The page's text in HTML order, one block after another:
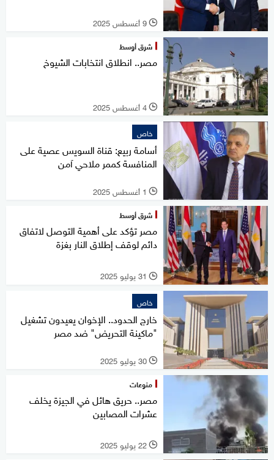
l 9 أغسطس 2025
شرق أوسط
مصر.. انطلاق انتخابات الشيوخ
l 4 أغسطس 2025
خاص
أسامة ربيع: قناة السويس عصية على
المنافسة كممر ملاحي آمن
l 1 أغسطس 2025
شرق أوسط
مصر تؤكد على أهمية التوصل لاتفاق
دائم لوقف إطلاق النار بغزة
l 31 يوليو 2025
خاص
خارج الحدود.. الإخوان يعيدون تشغيل
"ماكينة التحريض" ضد مصر
l 30 يوليو 2025
منوعات
مصر.. حريق هائل في الجيزة يخلف
عشرات المصابين
l 22 يوليو 2025